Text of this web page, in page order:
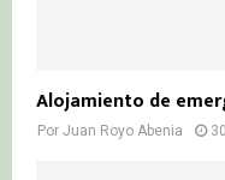
Alojamiento de
Por Juan Royo Abenia